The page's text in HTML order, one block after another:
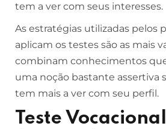
tem a ver com seus interesses.
As estratégias utilizadas pelos
aplicam os testes são as mais
combinam conhecimentos
uma noção bastante assertiva
tem mais a ver com seu perfil.
Teste